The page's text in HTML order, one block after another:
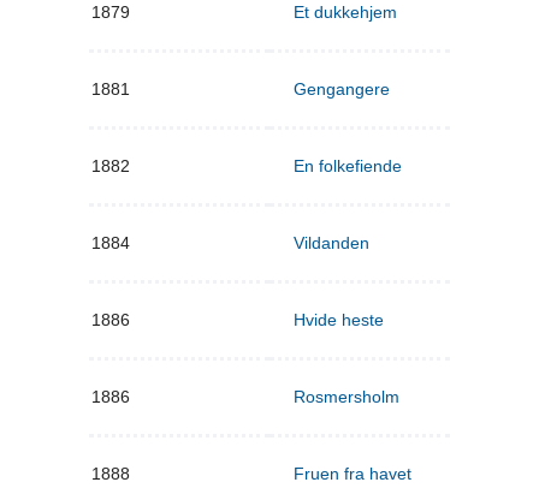
1879 Et dukkehjem
1881 Gengangere
1882 En folkefiende
1884 Vildanden
1886 Hvide heste
1886 Rosmersholm
1888 Fruen fra havet